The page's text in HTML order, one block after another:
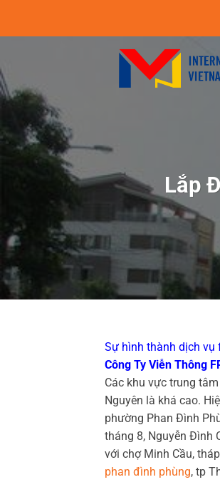
Lắp
Sự hình thành dịch vụ
Công Ty Viễn Thông
Các khu vực trung
Nguyên là khá cao.
phường Phan Đình
tháng 8, Nguyễn Đình
với chợ Minh Cầu,
phan đình phùng, tp